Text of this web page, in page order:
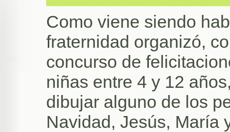
Como viene siendo
fraternidad organizó,
concurso de
niñas entre 4 y 12
dibujar alguno de los
Navidad, Jesús, María